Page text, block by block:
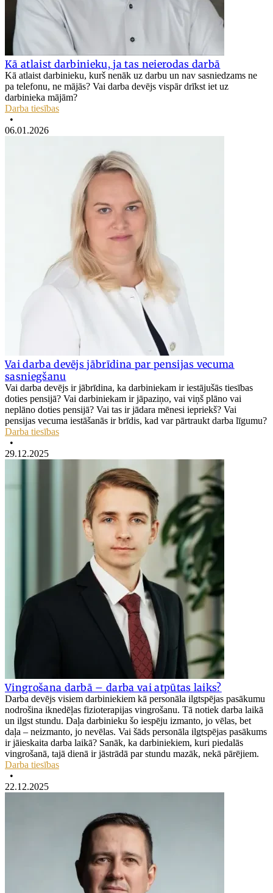
Kā atlaist darbinieku, ja tas neierodas darbā
Kā atlaist darbinieku, kurš nenāk uz darbu un nav sasniedzams ne
pa telefonu, ne mājās? Vai darba devējs vispār drīkst iet uz
darbinieka mājām?
Darba tiesības
•
06.01.2026
Vai darba devējs jābrīdina par pensijas vecuma
sasniegšanu
Vai darba devējs ir jābrīdina, ka darbiniekam ir iestājušās tiesības
doties pensijā? Vai darbiniekam ir jāpaziņo, vai viņš plāno vai
neplāno doties pensijā? Vai tas ir jādara mēnesi iepriekš? Vai
pensijas vecuma iestāšanās ir brīdis, kad var pārtraukt darba līgumu?
Darba tiesības
•
29.12.2025
Vingrošana darbā – darba vai atpūtas laiks?
Darba devējs visiem darbiniekiem kā personāla ilgtspējas pasākumu
nodrošina iknedēļas fizioterapijas vingrošanu. Tā notiek darba laikā
un ilgst stundu. Daļa darbinieku šo iespēju izmanto, jo vēlas, bet
daļa – neizmanto, jo nevēlas. Vai šāds personāla ilgtspējas pasākums
ir jāieskaita darba laikā? Sanāk, ka darbiniekiem, kuri piedalās
vingrošanā, tajā dienā ir jāstrādā par stundu mazāk, nekā pārējiem.
Darba tiesības
•
22.12.2025